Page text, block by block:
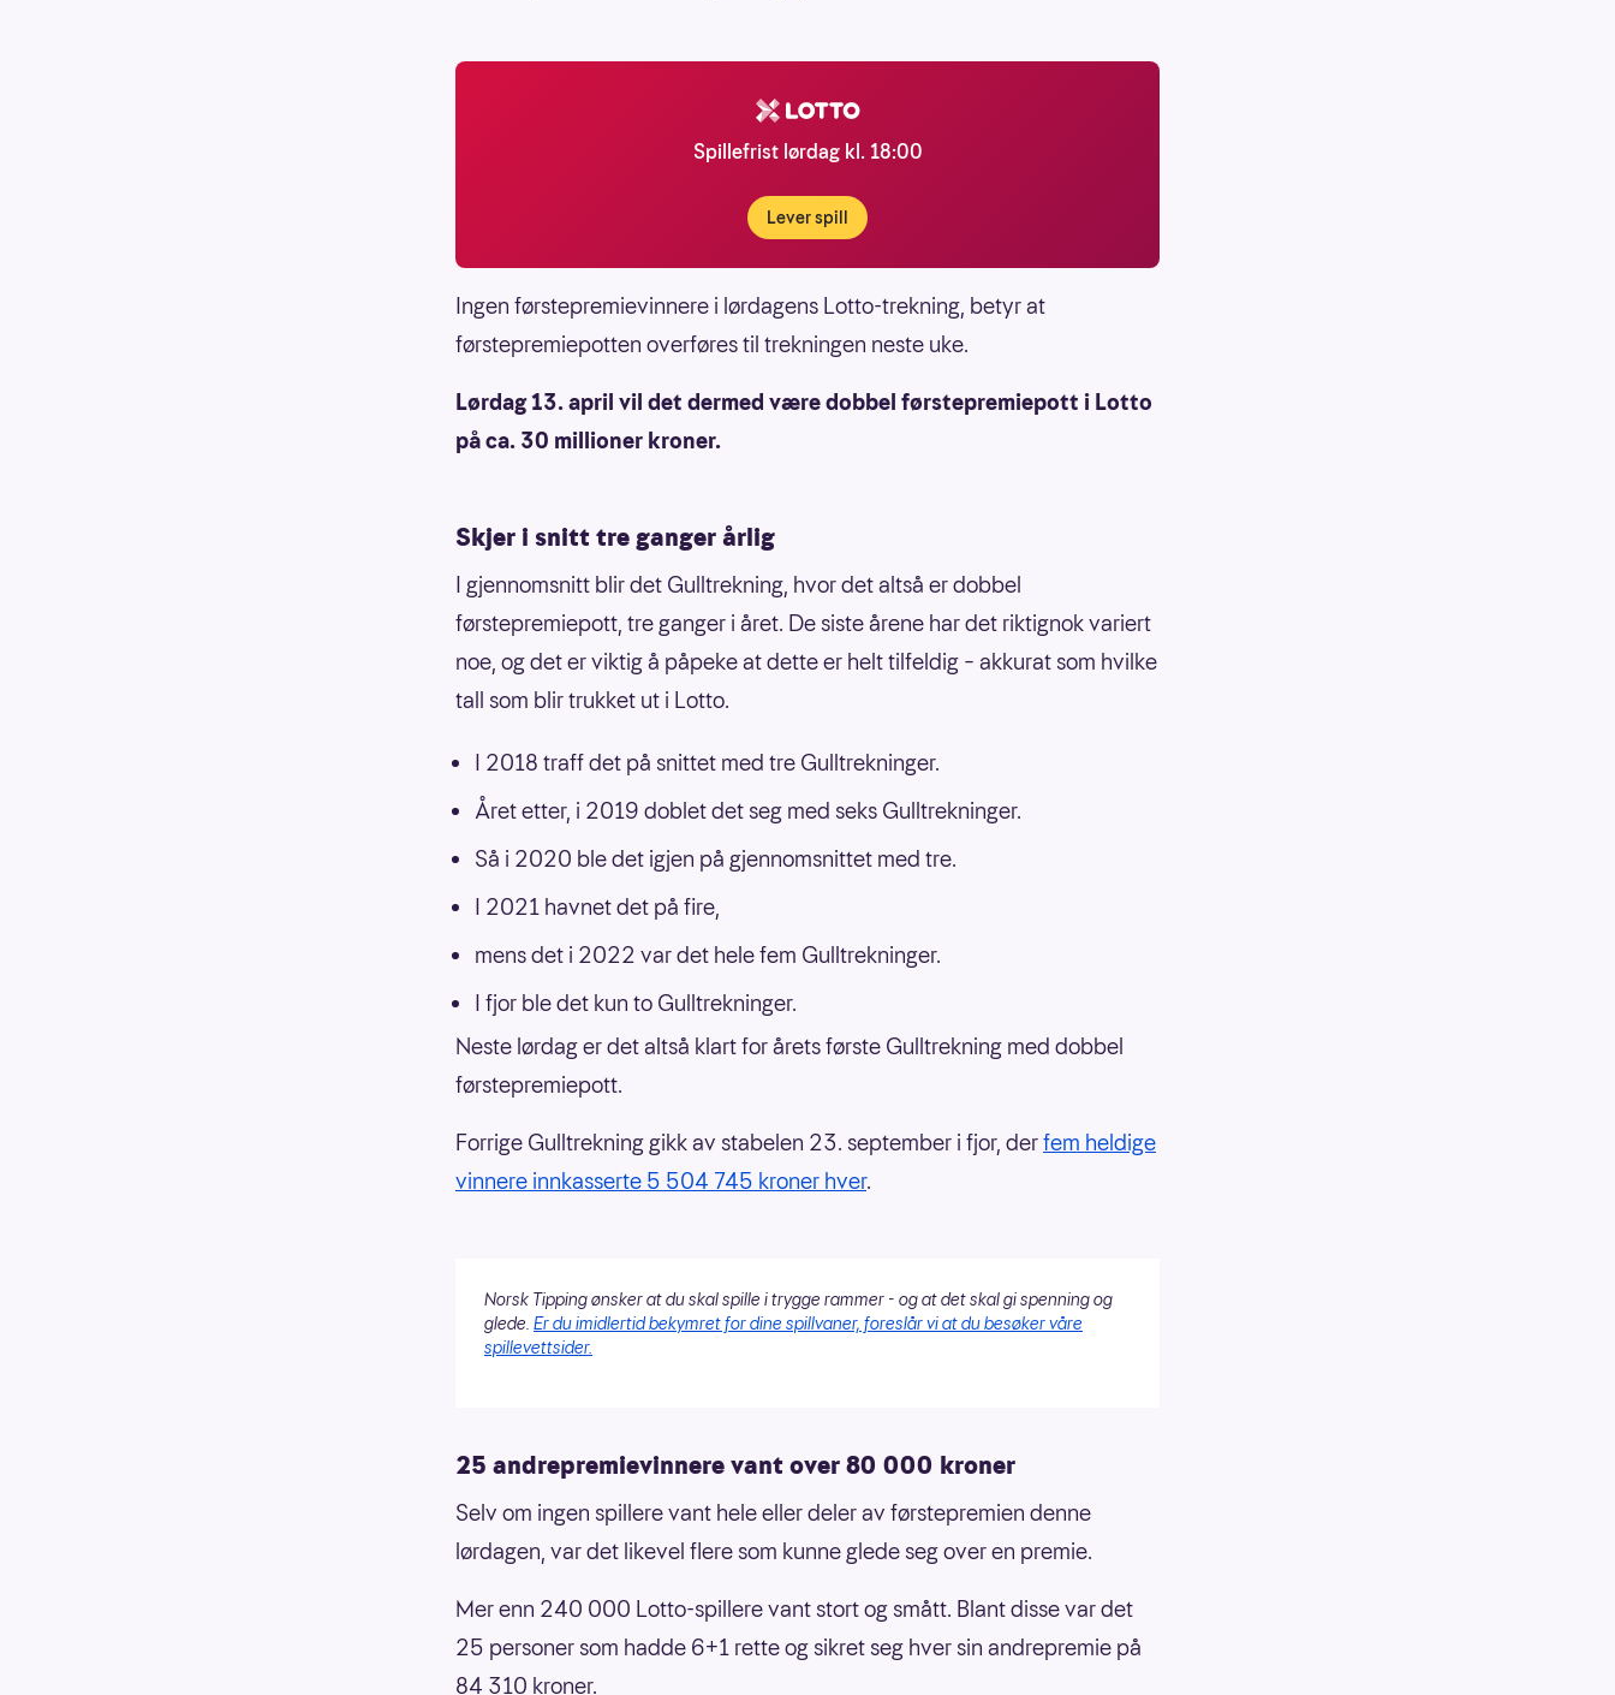
Spillefrist lørdag kl. 18:00
Lever spill
Ingen førstepremievinnere i lørdagens Lotto-trekning, betyr at
førstepremiepotten overføres til trekningen neste uke.
Lørdag 13. april vil det dermed være dobbel førstepremiepott i Lotto
på ca. 30 millioner kroner.
Skjer i snitt tre ganger årlig
I gjennomsnitt blir det Gulltrekning, hvor det altså er dobbel
førstepremiepott, tre ganger i året. De siste årene har det riktignok variert
noe, og det er viktig å påpeke at dette er helt tilfeldig – akkurat som hvilke
tall som blir trukket ut i Lotto.
I 2018 traff det på snittet med tre Gulltrekninger.
Året etter, i 2019 doblet det seg med seks Gulltrekninger.
Så i 2020 ble det igjen på gjennomsnittet med tre.
I 2021 havnet det på fire,
mens det i 2022 var det hele fem Gulltrekninger.
I fjor ble det kun to Gulltrekninger.
Neste lørdag er det altså klart for årets første Gulltrekning med dobbel
førstepremiepott.
Forrige Gulltrekning gikk av stabelen 23. september i fjor, derfem heldige
vinnere innkasserte 5 504 745 kroner hver.
Norsk Tipping ønsker at du skal spille i trygge rammer - og at det skal gi spenning og
glede. Er du imidlertid bekymret for dine spillvaner, foreslår vi at du besøker våre
spillevettsider.
25 andrepremievinnere vant over 80 000 kroner
Selv om ingen spillere vant hele eller deler av førstepremien denne
lørdagen, var det likevel flere som kunne glede seg over en premie.
Mer enn 240 000 Lotto-spillere vant stort og smått. Blant disse var det
25 personer som hadde 6+1 rette og sikret seg hver sin andrepremie på
84 310 kroner.